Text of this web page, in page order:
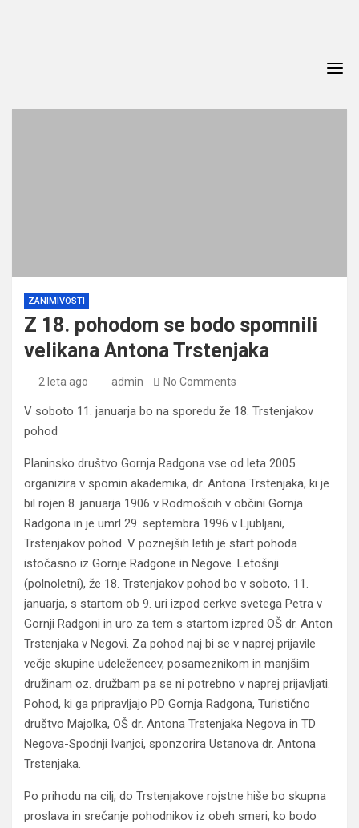
ZANIMIVOSTI
Z 18. pohodom se bodo spomnili
velikana Antona Trstenjaka
2 leta ago admin No Comments
V soboto 11. januarja bo na sporedu že 18. Trstenjakov
pohod
Planinsko društvo Gornja Radgona vse od leta 2005
organizira v spomin akademika, dr. Antona Trstenjaka, ki je
bil rojen 8. januarja 1906 v Rodmošcih v občini Gornja
Radgona in je umrl 29. septembra 1996 v Ljubljani,
Trstenjakov pohod. V poznejših letih je start pohoda
istočasno iz Gornje Radgone in Negove. Letošnji
(polnoletni), že 18. Trstenjakov pohod bo v soboto, 11.
januarja, s startom ob 9. uri izpod cerkve svetega Petra v
Gornji Radgoni in uro za tem s startom izpred OŠ dr. Anton
Trstenjaka v Negovi. Za pohod naj bi se v naprej prijavile
večje skupine udeležencev, posameznikom in manjšim
družinam oz. družbam pa se ni potrebno v naprej prijavljati.
Pohod, ki ga pripravljajo PD Gornja Radgona, Turistično
društvo Majolka, OŠ dr. Antona Trstenjaka Negova in TD
Negova-Spodnji Ivanjci, sponzorira Ustanova dr. Antona
Trstenjaka.
Po prihodu na cilj, do Trstenjakove rojstne hiše bo skupna
proslava in srečanje pohodnikov iz obeh smeri, ko bodo